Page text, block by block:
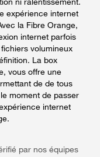
expérience internet
la Fibre Orange,
internet parfois
volumineux
La box
vous offre une
de de tous
moment de passer
internet
par nos équipes